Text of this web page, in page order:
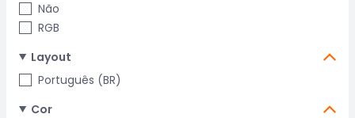
Não
RGB
Layout
Português (BR)
Cor